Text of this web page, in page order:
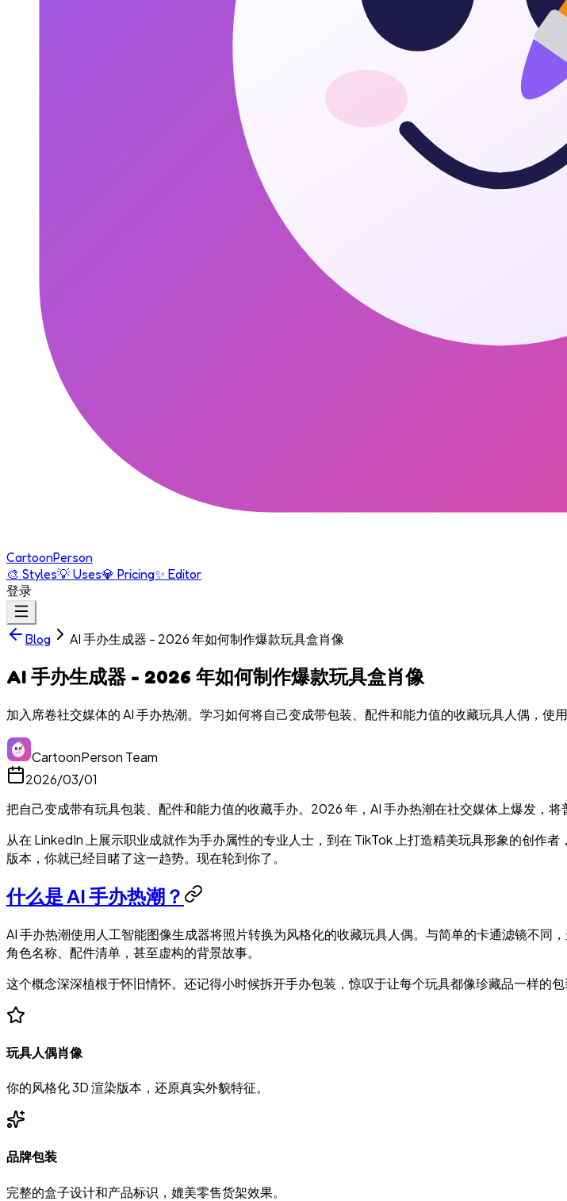
CartoonPerson
🎨 Styles💡 Uses💎 Pricing✨ Editor
登录
Blog AI 手办生成器 - 2026 年如何制作爆款玩具盒肖像
AI 手办生成器 - 2026 年如何制作爆款玩具盒肖像
加入席卷社交媒体的 AI 手办热潮。学习如何将自己变成带包装、配件和能力值的收藏玩具人偶，使
CartoonPerson Team
2026/03/01
把自己变成带有玩具包装、配件和能力值的收藏手办。2026 年，AI 手办热潮在社交媒体上爆发，
从在 LinkedIn 上展示职业成就作为手办属性的专业人士，到在 TikTok 上打造精美玩具形象的创作
版本，你就已经目睹了这一趋势。现在轮到你了。
什么是 AI 手办热潮？
AI 手办热潮使用人工智能图像生成器将照片转换为风格化的收藏玩具人偶。与简单的卡通滤镜不
角色名称、配件清单，甚至虚构的背景故事。
这个概念深深植根于怀旧情怀。还记得小时候拆开手办包装，惊叹于让每个玩具都像珍藏品一样的
玩具人偶肖像
你的风格化 3D 渲染版本，还原真实外貌特征。
品牌包装
完整的盒子设计和产品标识，媲美零售货架效果。